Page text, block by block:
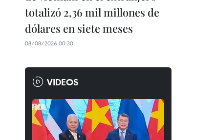
totalizó 2,36 mil millones de
dólares en siete meses
08/08/2026 00:30
VIDEOS